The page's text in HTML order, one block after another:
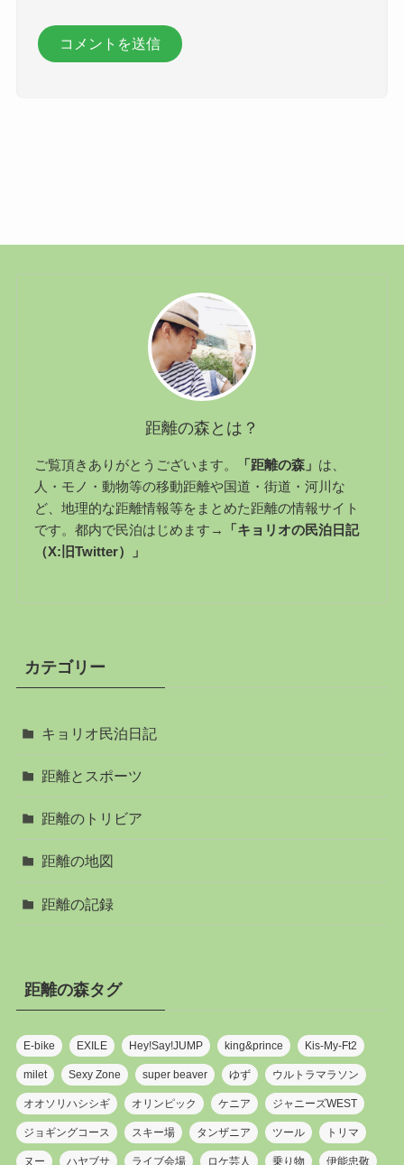
距離の森とは？
ご覧頂きありがとうございます。 「距離の森」 は、
人・モノ・動物等の移動距離や国道・街道・河川な
ど、地理的な距離情報等をまとめた距離の情報サイト
です。都内で民泊はじめます→
「キョリオの民泊日記
（X:旧Twitter）」
カテゴリー
キョリオ民泊日記
距離とスポーツ
距離のトリビア
距離の地図
距離の記録
距離の森タグ
E-bike EXILE Hey!Say!JUMP king&prince Kis-My-Ft2
milet Sexy Zone super beaver ゆず ウルトラマラソン
オオソリハシシギ オリンピック ケニア ジャニーズWEST
ジョギングコース スキー場 タンザニア ツール トリマ
ヌー ハヤブサ ライブ会場 ロケ芸人 乗り物 伊能忠敬